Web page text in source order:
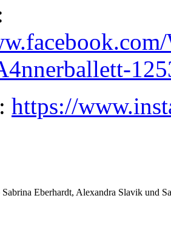
https://
Eberhardt, Alexandra Slavik und